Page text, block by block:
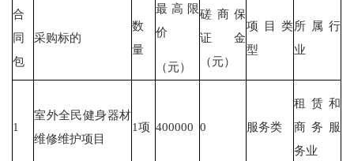
合
同
包
采购标的
数
量
最高限
价
（元）
磋商保
证金
（元）
项目类
型
所属行
业
1
室外全民健身器材
维修维护项目
1项 400000 0 服务类
租赁和
商务服
务业